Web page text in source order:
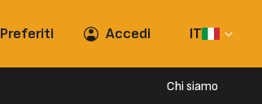
Preferiti Accedi IT
Chi siamo